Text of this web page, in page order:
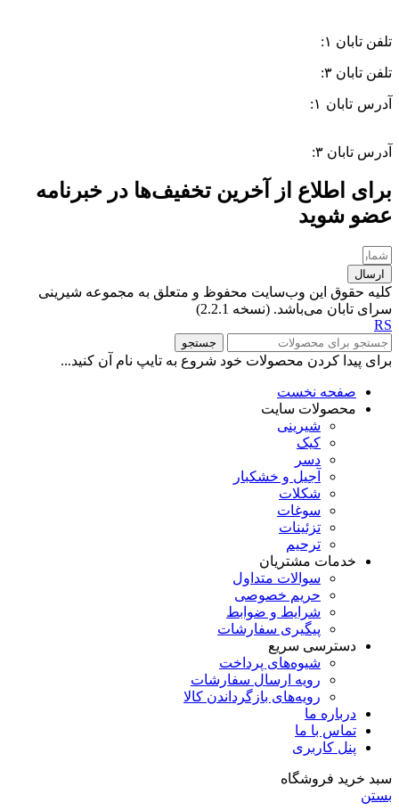
تلفن تابان ۱:
تلفن تابان ۳:
آدرس تابان ۱:
آدرس تابان ۳:
برای اطلاع از آخرین تخفیف‌ها در خبرنامه
عضو شوید
ارسال
کلیه حقوق این وب‌سایت محفوظ و متعلق به مجموعه شیرینی
سرای تابان می‌باشد. (نسخه 2.2.1)
RS
جستجو
برای پیدا کردن محصولات خود شروع به تایپ نام آن کنید...
صفحه نخست
محصولات سایت
شیرینی
کیک
دسر
آجیل و خشکبار
شکلات
سوغات
تزئینات
ترحیم
خدمات مشتریان
سوالات متداول
حریم خصوصی
شرایط و ضوابط
پیگیری سفارشات
دسترسی سریع
شیوه‌های پرداخت
رویه ارسال سفارشات
رویه‌های بازگرداندن کالا
درباره ما
تماس با ما
پنل کاربری
سبد خرید فروشگاه
بستن